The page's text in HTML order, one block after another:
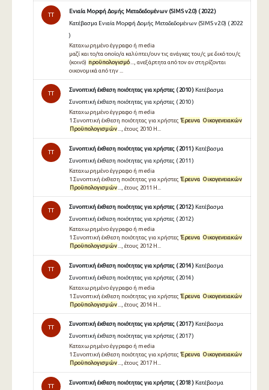
TT
Ενιαία Μορφή Δομής Μεταδεδομένων (SIMS v2.0) ( 2022 )
Κατέβασμα Ενιαία Μορφή Δομής Μεταδεδομένων (SIMS v2.0) ( 2022
)
Καταχωρημένο έγγραφο ή media
μαζί και το/τα οποίο/α καλύπτει/ουν τις ανάγκες του/ς με δικό του/ς
(κοινό) προϋπολογισμό..., ανεξάρτητα από τον αν στηρίζονται
οικονομικά από την ...
TT
Συνοπτική έκθεση ποιότητας για χρήστες ( 2010 ) Κατέβασμα
Συνοπτική έκθεση ποιότητας για χρήστες ( 2010 )
Καταχωρημένο έγγραφο ή media
1 Συνοπτική έκθεση ποιότητας για χρήστες Έρευνα Οικογενειακών
Προϋπολογισμών..., έτους 2010 H...
TT
Συνοπτική έκθεση ποιότητας για χρήστες ( 2011 ) Κατέβασμα
Συνοπτική έκθεση ποιότητας για χρήστες ( 2011 )
Καταχωρημένο έγγραφο ή media
1 Συνοπτική έκθεση ποιότητας για χρήστες Έρευνα Οικογενειακών
Προϋπολογισμών ..., έτους 2011 H...
TT
Συνοπτική έκθεση ποιότητας για χρήστες ( 2012 ) Κατέβασμα
Συνοπτική έκθεση ποιότητας για χρήστες ( 2012 )
Καταχωρημένο έγγραφο ή media
1 Συνοπτική έκθεση ποιότητας για χρήστες Έρευνα Οικογενειακών
Προϋπολογισμών..., έτους 2012 H...
TT
Συνοπτική έκθεση ποιότητας για χρήστες ( 2014 ) Κατέβασμα
Συνοπτική έκθεση ποιότητας για χρήστες ( 2014 )
Καταχωρημένο έγγραφο ή media
1 Συνοπτική έκθεση ποιότητας για χρήστες Έρευνα Οικογενειακών
Προϋπολογισμών ..., έτους 2014 H...
TT
Συνοπτική έκθεση ποιότητας για χρήστες ( 2017 ) Κατέβασμα
Συνοπτική έκθεση ποιότητας για χρήστες ( 2017 )
Καταχωρημένο έγγραφο ή media
1 Συνοπτική έκθεση ποιότητας για χρήστες Έρευνα Οικογενειακών
Προϋπολογισμών..., έτους 2017 H...
TT
Συνοπτική έκθεση ποιότητας για χρήστες ( 2018 ) Κατέβασμα